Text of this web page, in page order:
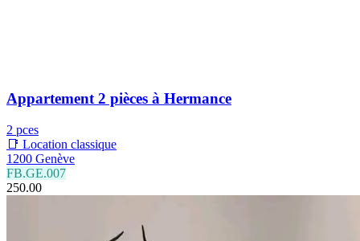
Appartement 2 pièces à Hermance
2 pces
📑 Location classique
1200 Genève
FB.GE.007
250.00